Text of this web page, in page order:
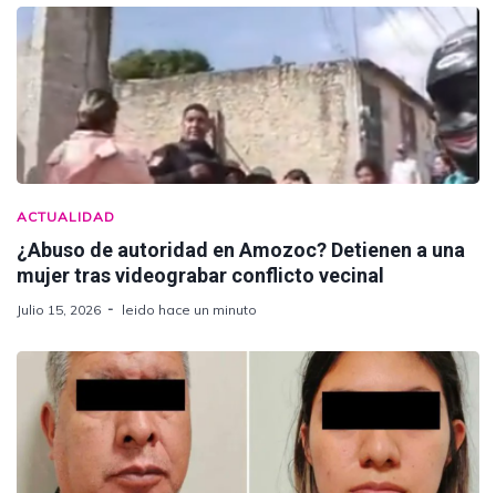
ACTUALIDAD
¿Abuso de autoridad en Amozoc? Detienen a una
mujer tras videograbar conflicto vecinal
Julio 15, 2026 leido hace un minuto